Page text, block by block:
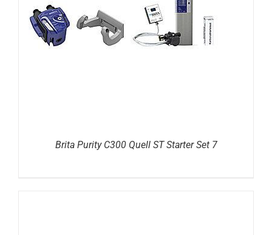
DETAILS
Brita Purity C300 Quell ST Starter Set 7